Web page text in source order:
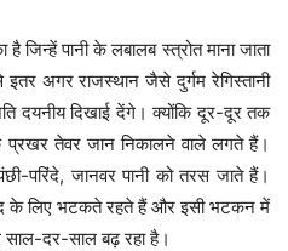
जिन्हें पानी के लबालब स्त्रोत माना जाता
अगर राजस्थान जैसे दुर्गम रेगिस्तानी
दयनीय दिखाई देंगे। क्योंकि दूर-दूर तक
प्रखर तेवर जान निकालने वाले लगते हैं।
परिंदे, जानवर पानी को तरस जाते हैं।
बूंद के लिए भटकते रहते हैं और इसी भटकन में
साल-दर-साल बढ़ रहा है।